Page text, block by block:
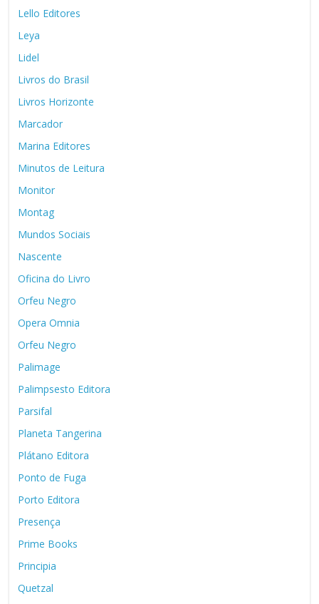
Lello Editores
Leya
Lidel
Livros do Brasil
Livros Horizonte
Marcador
Marina Editores
Minutos de Leitura
Monitor
Montag
Mundos Sociais
Nascente
Oficina do Livro
Orfeu Negro
Opera Omnia
Orfeu Negro
Palimage
Palimpsesto Editora
Parsifal
Planeta Tangerina
Plátano Editora
Ponto de Fuga
Porto Editora
Presença
Prime Books
Principia
Quetzal